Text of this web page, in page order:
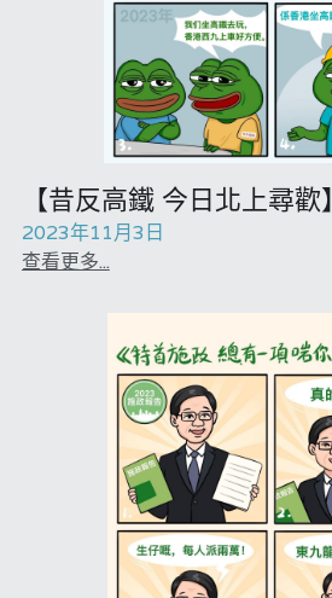
【昔反高鐵 今日北上尋歡】
2023年11月3日
查看更多...